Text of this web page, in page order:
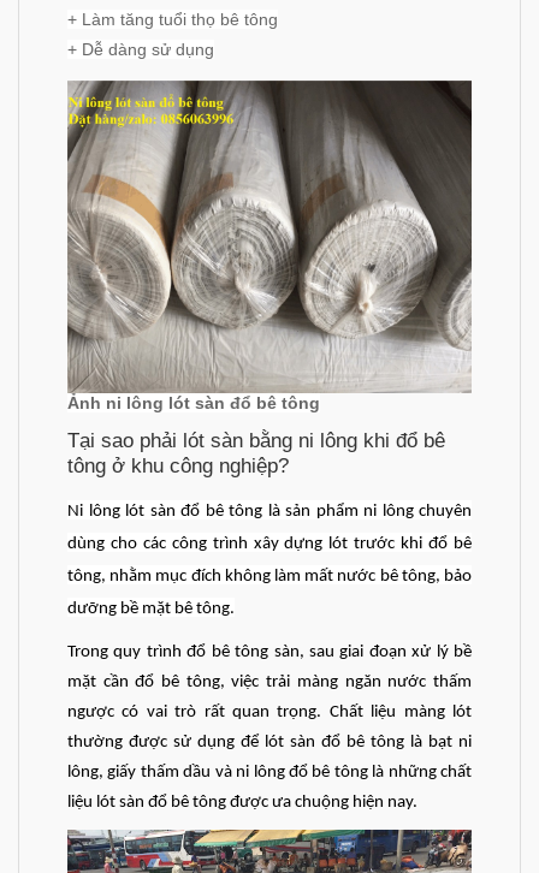
+ Làm tăng tuổi thọ bê tông
+ Dễ dàng sử dụng
Ảnh ni lông lót sàn đổ bê tông
Tại sao phải lót sàn bằng ni lông khi đổ bê
tông ở khu công nghiệp?
Ni lông lót sàn đổ bê tông là sản phẩm ni lông chuyên
dùng cho các công trình xây dựng lót trước khi đổ bê
tông, nhằm mục đích không làm mất nước bê tông, bảo
dưỡng bề mặt bê tông.
Trong quy trình đổ bê tông sàn, sau giai đoạn xử lý bề
mặt cần đổ bê tông, việc trải màng ngăn nước thấm
ngược có vai trò rất quan trọng. Chất liệu màng lót
thường được sử dụng để lót sàn đổ bê tông là bạt ni
lông, giấy thấm dầu và ni lông đổ bê tông là những chất
liệu lót sàn đổ bê tông được ưa chuộng hiện nay.